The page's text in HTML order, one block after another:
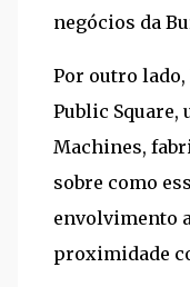
negócios da
Por outro
Public Square,
Machines,
sobre como
envolvimento
proximidade